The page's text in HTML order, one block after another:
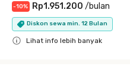
-10% Rp1.951.200 /bulan
Diskon sewa min. 12 Bulan
Lihat info lebih banyak